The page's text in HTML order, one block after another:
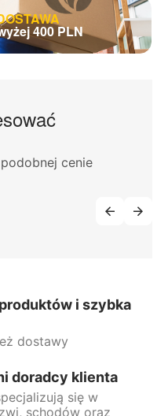
400 PLN
cenie
i szybka
dostawy
doradcy klienta
się w
schodów oraz